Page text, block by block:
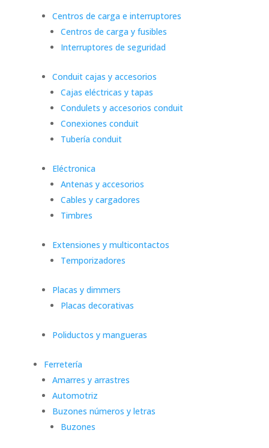
Centros de carga e interruptores
Centros de carga y fusibles
Interruptores de seguridad
Conduit cajas y accesorios
Cajas eléctricas y tapas
Condulets y accesorios conduit
Conexiones conduit
Tubería conduit
Eléctronica
Antenas y accesorios
Cables y cargadores
Timbres
Extensiones y multicontactos
Temporizadores
Placas y dimmers
Placas decorativas
Poliductos y mangueras
Ferretería
Amarres y arrastres
Automotriz
Buzones números y letras
Buzones